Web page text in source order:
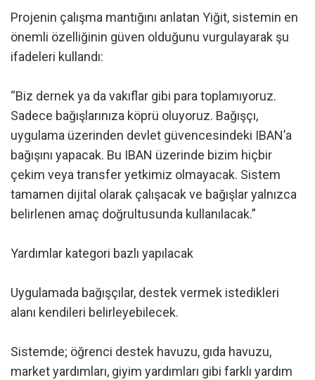
Projenin çalışma mantığını anlatan Yiğit, sistemin en
önemli özelliğinin güven olduğunu vurgulayarak şu
ifadeleri kullandı:
“Biz dernek ya da vakıflar gibi para toplamıyoruz.
Sadece bağışlarınıza köprü oluyoruz. Bağışçı,
uygulama üzerinden devlet güvencesindeki IBAN’a
bağışını yapacak. Bu IBAN üzerinde bizim hiçbir
çekim veya transfer yetkimiz olmayacak. Sistem
tamamen dijital olarak çalışacak ve bağışlar yalnızca
belirlenen amaç doğrultusunda kullanılacak.”
Yardımlar kategori bazlı yapılacak
Uygulamada bağışçılar, destek vermek istedikleri
alanı kendileri belirleyebilecek.
Sistemde; öğrenci destek havuzu, gıda havuzu,
market yardımları, giyim yardımları gibi farklı yardım